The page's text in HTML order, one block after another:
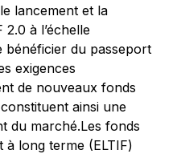
lancement et la
à l’échelle
bénéficier du passeport
exigences
de nouveaux fonds
ainsi une
du marché.Les fonds
à long terme (ELTIF)